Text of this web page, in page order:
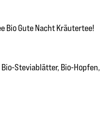
Bio Gute Nacht Kräutertee!
Steviablätter, Bio-Hopfen,